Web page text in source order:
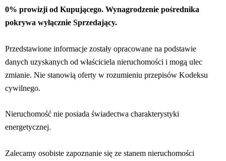
0% prowizji od Kupującego. Wynagrodzenie pośrednika
pokrywa wyłącznie Sprzedający.
Przedstawione informacje zostały opracowane na podstawie
danych uzyskanych od właściciela nieruchomości i mogą ulec
zmianie. Nie stanowią oferty w rozumieniu przepisów Kodeksu
cywilnego.
Nieruchomość nie posiada świadectwa charakterystyki
energetycznej.
Zalecamy osobiste zapoznanie się ze stanem nieruchomości